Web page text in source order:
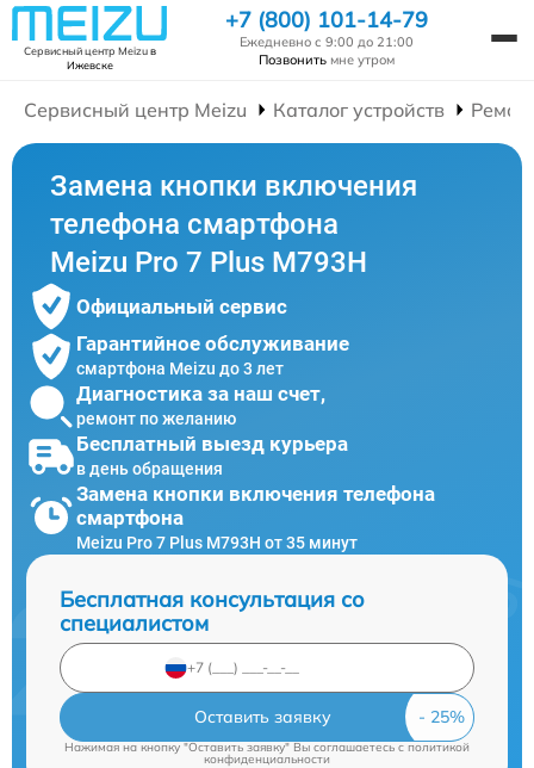
Сервисный центр Meizuв
Ижевске
+7 (800) 101-14-79
Ежедневно с 9:00 до 21:00
Позвонить мне утром
Сервисный центр Meizu Каталог устройств
Замена кнопки включения
телефона смартфона
Meizu Pro 7 Plus M793H
Официальный сервис
Гарантийное обслуживание
смартфона Meizu до 3 лет
Диагностика за наш счет,
ремонт по желанию
Бесплатный выезд курьера
в день обращения
Замена кнопки включения телефона
смартфона
Meizu Pro 7 Plus M793H от 35 минут
Бесплатная консультация со
специалистом
Оставить заявку
Нажимая на кнопку "Оставить заявку" Вы соглашаетесь cполитикой
конфиденциальности